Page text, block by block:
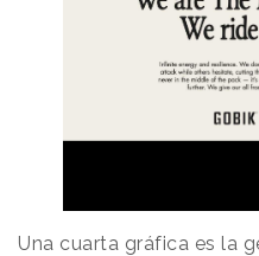
Una cuarta gráfica es la